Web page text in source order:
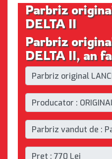
Parbriz
DELTA II
Parbriz
DELTA II, an